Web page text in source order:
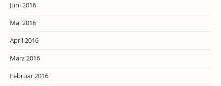
Juni 2016
Mai 2016
April 2016
März 2016
Februar 2016